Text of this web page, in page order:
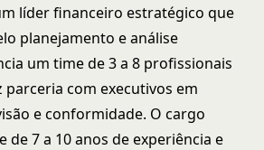
líder financeiro estratégico que
planejamento e análise
um time de 3 a 8 profissionais
parceria com executivos em
e conformidade. O cargo
de 7 a 10 anos de experiência e